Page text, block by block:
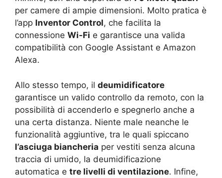
per camere di ampie dimensioni. Molto pratica è
l’app Inventor Control, che facilita la
connessione Wi-Fi e garantisce una valida
compatibilità con Google Assistant e Amazon
Alexa.
Allo stesso tempo, il deumidificatore
garantisce un valido controllo da remoto, con la
possibilità di accenderlo e spegnerlo anche a
una certa distanza. Niente male neanche le
funzionalità aggiuntive, tra le quali spiccano
l’asciuga biancheria per vestiti senza alcuna
traccia di umido, la deumidificazione
automatica e tre livelli di ventilazione. Infine,